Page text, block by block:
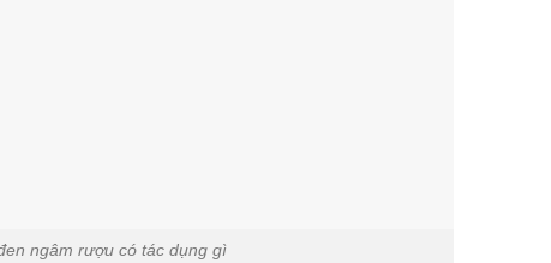
ngâm rượu có tác dụng gì